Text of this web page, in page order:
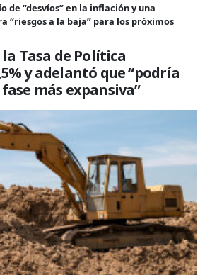
de “desvíos” en la inflación y una
“riesgos a la baja” para los próximos
Tasa de Política
y adelantó que “podría
más expansiva”